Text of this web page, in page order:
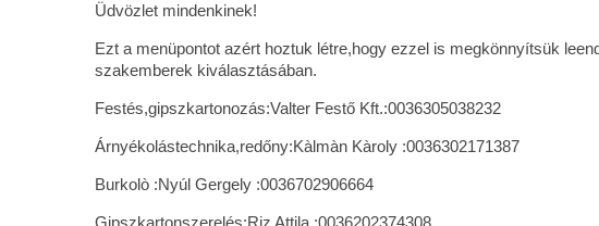
Üdvözlet mindenkinek!
Ezt a menüpontot azért hoztuk létre,hogy ezzel is megkönnyítsük
szakemberek kiválasztásában.
Festés,gipszkartonozás:Valter Festő Kft.:0036305038232
Árnyékolástechnika,redőny:Kàlmàn Kàroly :0036302171387
Burkolò :Nyúl Gergely :0036702906664
Gipszkartonszerelés:Riz Attila :0036202374308